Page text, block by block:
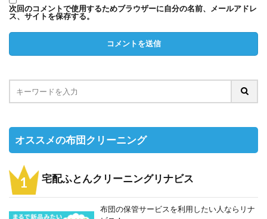
次回のコメントで使用するためブラウザーに自分の名前、メールアドレ
ス、サイトを保存する。
オススメの布団クリーニング
宅配ふとんクリーニングリナビス
布団の保管サービスを利用したい人ならリナ